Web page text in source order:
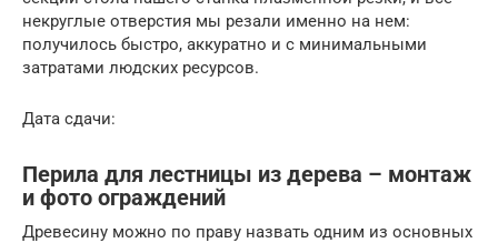
некруглые отверстия мы резали именно на нем:
получилось быстро, аккуратно и с минимальными
затратами людских ресурсов.
Дата сдачи:
Перила для лестницы из дерева – монтаж
и фото ограждений
Древесину можно по праву назвать одним из основных